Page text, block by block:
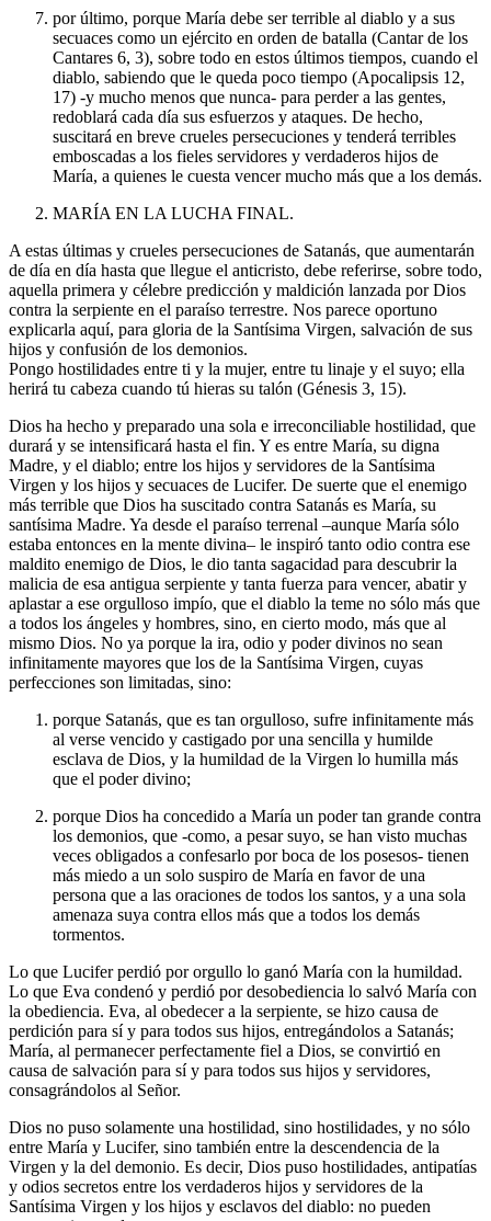
por último, porque María debe ser terrible al diablo y a sus
secuaces como un ejército en orden de batalla (Cantar de los
Cantares 6, 3), sobre todo en estos últimos tiempos, cuando el
diablo, sabiendo que le queda poco tiempo (Apocalipsis 12,
17) -y mucho menos que nunca- para perder a las gentes,
redoblará cada día sus esfuerzos y ataques. De hecho,
suscitará en breve crueles persecuciones y tenderá terribles
emboscadas a los fieles servidores y verdaderos hijos de
María, a quienes le cuesta vencer mucho más que a los demás.
MARÍA EN LA LUCHA FINAL.
A estas últimas y crueles persecuciones de Satanás, que aumentarán
de día en día hasta que llegue el anticristo, debe referirse, sobre todo,
aquella primera y célebre predicción y maldición lanzada por Dios
contra la serpiente en el paraíso terrestre. Nos parece oportuno
explicarla aquí, para gloria de la Santísima Virgen, salvación de sus
hijos y confusión de los demonios.
Pongo hostilidades entre ti y la mujer, entre tu linaje y el suyo; ella
herirá tu cabeza cuando tú hieras su talón (Génesis 3, 15).
Dios ha hecho y preparado una sola e irreconciliable hostilidad, que
durará y se intensificará hasta el fin. Y es entre María, su digna
Madre, y el diablo; entre los hijos y servidores de la Santísima
Virgen y los hijos y secuaces de Lucifer. De suerte que el enemigo
más terrible que Dios ha suscitado contra Satanás es María, su
santísima Madre. Ya desde el paraíso terrenal –aunque María sólo
estaba entonces en la mente divina– le inspiró tanto odio contra ese
maldito enemigo de Dios, le dio tanta sagacidad para descubrir la
malicia de esa antigua serpiente y tanta fuerza para vencer, abatir y
aplastar a ese orgulloso impío, que el diablo la teme no sólo más que
a todos los ángeles y hombres, sino, en cierto modo, más que al
mismo Dios. No ya porque la ira, odio y poder divinos no sean
infinitamente mayores que los de la Santísima Virgen, cuyas
perfecciones son limitadas, sino:
porque Satanás, que es tan orgulloso, sufre infinitamente más
al verse vencido y castigado por una sencilla y humilde
esclava de Dios, y la humildad de la Virgen lo humilla más
que el poder divino;
porque Dios ha concedido a María un poder tan grande contra
los demonios, que -como, a pesar suyo, se han visto muchas
veces obligados a confesarlo por boca de los posesos- tienen
más miedo a un solo suspiro de María en favor de una
persona que a las oraciones de todos los santos, y a una sola
amenaza suya contra ellos más que a todos los demás
tormentos.
Lo que Lucifer perdió por orgullo lo ganó María con la humildad.
Lo que Eva condenó y perdió por desobediencia lo salvó María con
la obediencia. Eva, al obedecer a la serpiente, se hizo causa de
perdición para sí y para todos sus hijos, entregándolos a Satanás;
María, al permanecer perfectamente fiel a Dios, se convirtió en
causa de salvación para sí y para todos sus hijos y servidores,
consagrándolos al Señor.
Dios no puso solamente una hostilidad, sino hostilidades, y no sólo
entre María y Lucifer, sino también entre la descendencia de la
Virgen y la del demonio. Es decir, Dios puso hostilidades, antipatías
y odios secretos entre los verdaderos hijos y servidores de la
Santísima Virgen y los hijos y esclavos del diablo: no pueden